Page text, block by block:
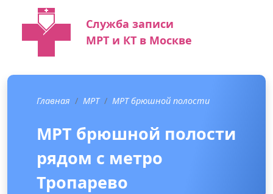
Служба записи
МРТ и КТ в Москве
Главная МРТ МРТ брюшной полости
МРТ брюшной полости
рядом с метро
Тропарево